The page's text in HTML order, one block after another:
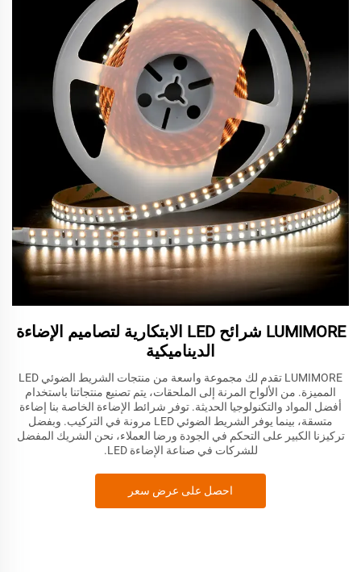
LUMIMORE شرائح LED الابتكارية لتصاميم الإضاءة
الديناميكية
LUMIMORE تقدم لك مجموعة واسعة من منتجات الشريط الضوئي LED
المميزة. من الألواح المرنة إلى الملحقات، يتم تصنيع منتجاتنا باستخدام
أفضل المواد والتكنولوجيا الحديثة. توفر شرائط الإضاءة الخاصة بنا إضاءة
متسقة، بينما يوفر الشريط الضوئي LED مرونة في التركيب. وبفضل
تركيزنا الكبير على التحكم في الجودة ورضا العملاء، نحن الشريك المفضل
للشركات في صناعة الإضاءة LED.
احصل على عرض سعر